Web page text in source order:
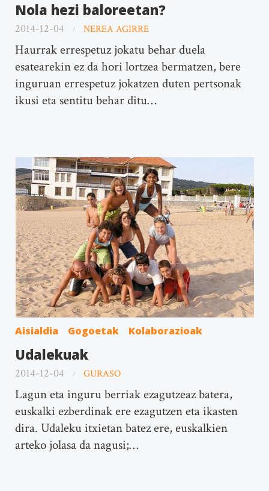
Nola hezi baloreetan?
2014-12-04 NEREA AGIRRE
Haurrak errespetuz jokatu behar duela
esatearekin ez da hori lortzea bermatzen, bere
inguruan errespetuz jokatzen duten pertsonak
ikusi eta sentitu behar ditu…
Aisialdia Gogoetak Kolaborazioak
Udalekuak
2014-12-04 GURASO
Lagun eta inguru berriak ezagutzeaz batera,
euskalki ezberdinak ere ezagutzen eta ikasten
dira. Udaleku itxietan batez ere, euskalkien
arteko jolasa da nagusi;…